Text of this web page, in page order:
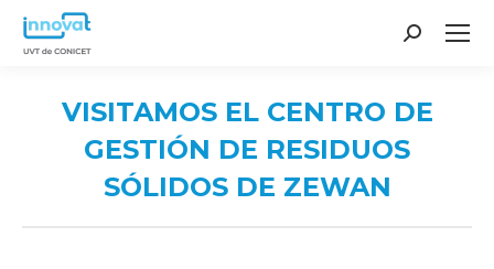
Search:
VISITAMOS EL CENTRO DE
GESTIÓN DE RESIDUOS
SÓLIDOS DE ZEWAN